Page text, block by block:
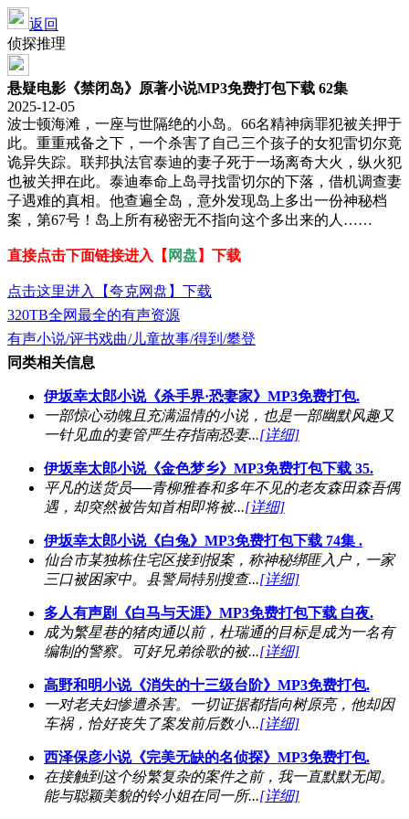
返回
侦探推理
悬疑电影《禁闭岛》原著小说MP3免费打包下载 62集
2025-12-05
波士顿海滩，一座与世隔绝的小岛。66名精神病罪犯被关押于
此。重重戒备之下，一个杀害了自己三个孩子的女犯雷切尔竟
诡异失踪。联邦执法官泰迪的妻子死于一场离奇大火，纵火犯
也被关押在此。泰迪奉命上岛寻找雷切尔的下落，借机调查妻
子遇难的真相。他查遍全岛，意外发现岛上多出一份神秘档
案，第67号！岛上所有秘密无不指向这个多出来的人……
直接点击下面链接进入【 网盘】下载
点击这里进入【夸克网盘】下载
320TB全网最全的有声资源
有声小说/评书戏曲/儿童故事/得到/攀登
同类相关信息
伊坂幸太郎小说《杀手界·恐妻家》MP3免费打包.
一部惊心动魄且充满温情的小说，也是一部幽默风趣又
一针见血的妻管严生存指南恐妻...[详细]
伊坂幸太郎小说《金色梦乡》MP3免费打包下载 35.
平凡的送货员──青柳雅春和多年不见的老友森田森吾偶
遇，却突然被告知首相即将被...[详细]
伊坂幸太郎小说《白兔》MP3免费打包下载 74集 .
仙台市某独栋住宅区接到报案，称神秘绑匪入户，一家
三口被困家中。县警局特别搜查...[详细]
多人有声剧《白马与天涯》MP3免费打包下载 白夜.
成为繁星巷的猪肉通以前，杜瑞通的目标是成为一名有
编制的警察。可好兄弟徐歌的被...[详细]
高野和明小说《消失的十三级台阶》MP3免费打包.
一对老夫妇惨遭杀害。一切证据都指向树原亮，他却因
车祸，恰好丧失了案发前后数小...[详细]
西泽保彦小说《完美无缺的名侦探》MP3免费打包.
在接触到这个纷繁复杂的案件之前，我一直默默无闻。
能与聪颖美貌的铃小姐在同一所...[详细]